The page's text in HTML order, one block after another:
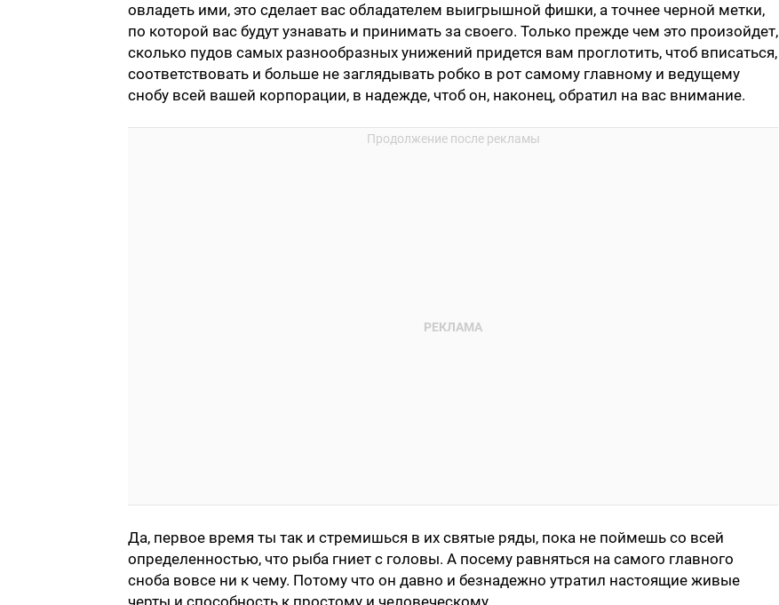
овладеть ими, это сделает вас обладателем выигрышной фишки, а точнее черной метки,
по которой вас будут узнавать и принимать за своего. Только прежде чем это произойдет,
сколько пудов самых разнообразных унижений придется вам проглотить, чтоб вписаться,
соответствовать и больше не заглядывать робко в рот самому главному и ведущему
снобу всей вашей корпорации, в надежде, чтоб он, наконец, обратил на вас внимание.
Да, первое время ты так и стремишься в их святые ряды, пока не поймешь со всей
определенностью, что рыба гниет с головы. А посему равняться на самого главного
сноба вовсе ни к чему. Потому что он давно и безнадежно утратил настоящие живые